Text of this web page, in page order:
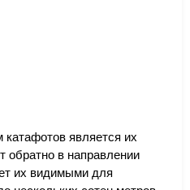
является их
обратно в направлении
их видимыми для